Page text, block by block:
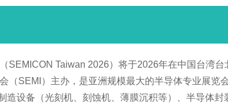
SEMICON Taiwan 2026）将于2026年在中国台湾
（SEMI）主办，是亚洲规模最大的半导体专业展
造设备（光刻机、刻蚀机、薄膜沉积等）、半导体